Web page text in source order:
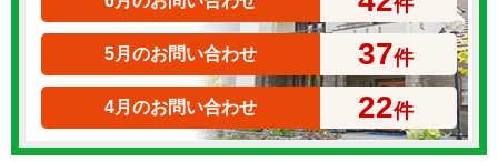
5月のお問い合わせ 37件
4月のお問い合わせ 22件